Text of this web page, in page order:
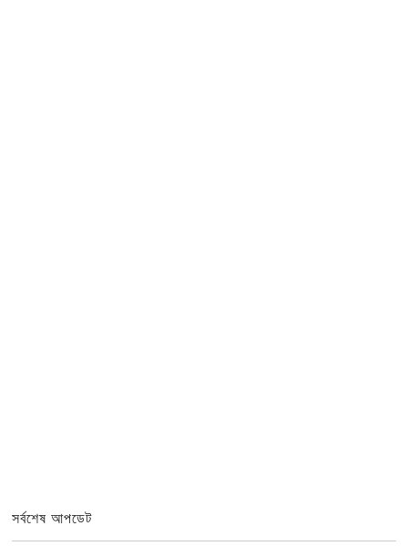
সর্বশেষ আপডেট